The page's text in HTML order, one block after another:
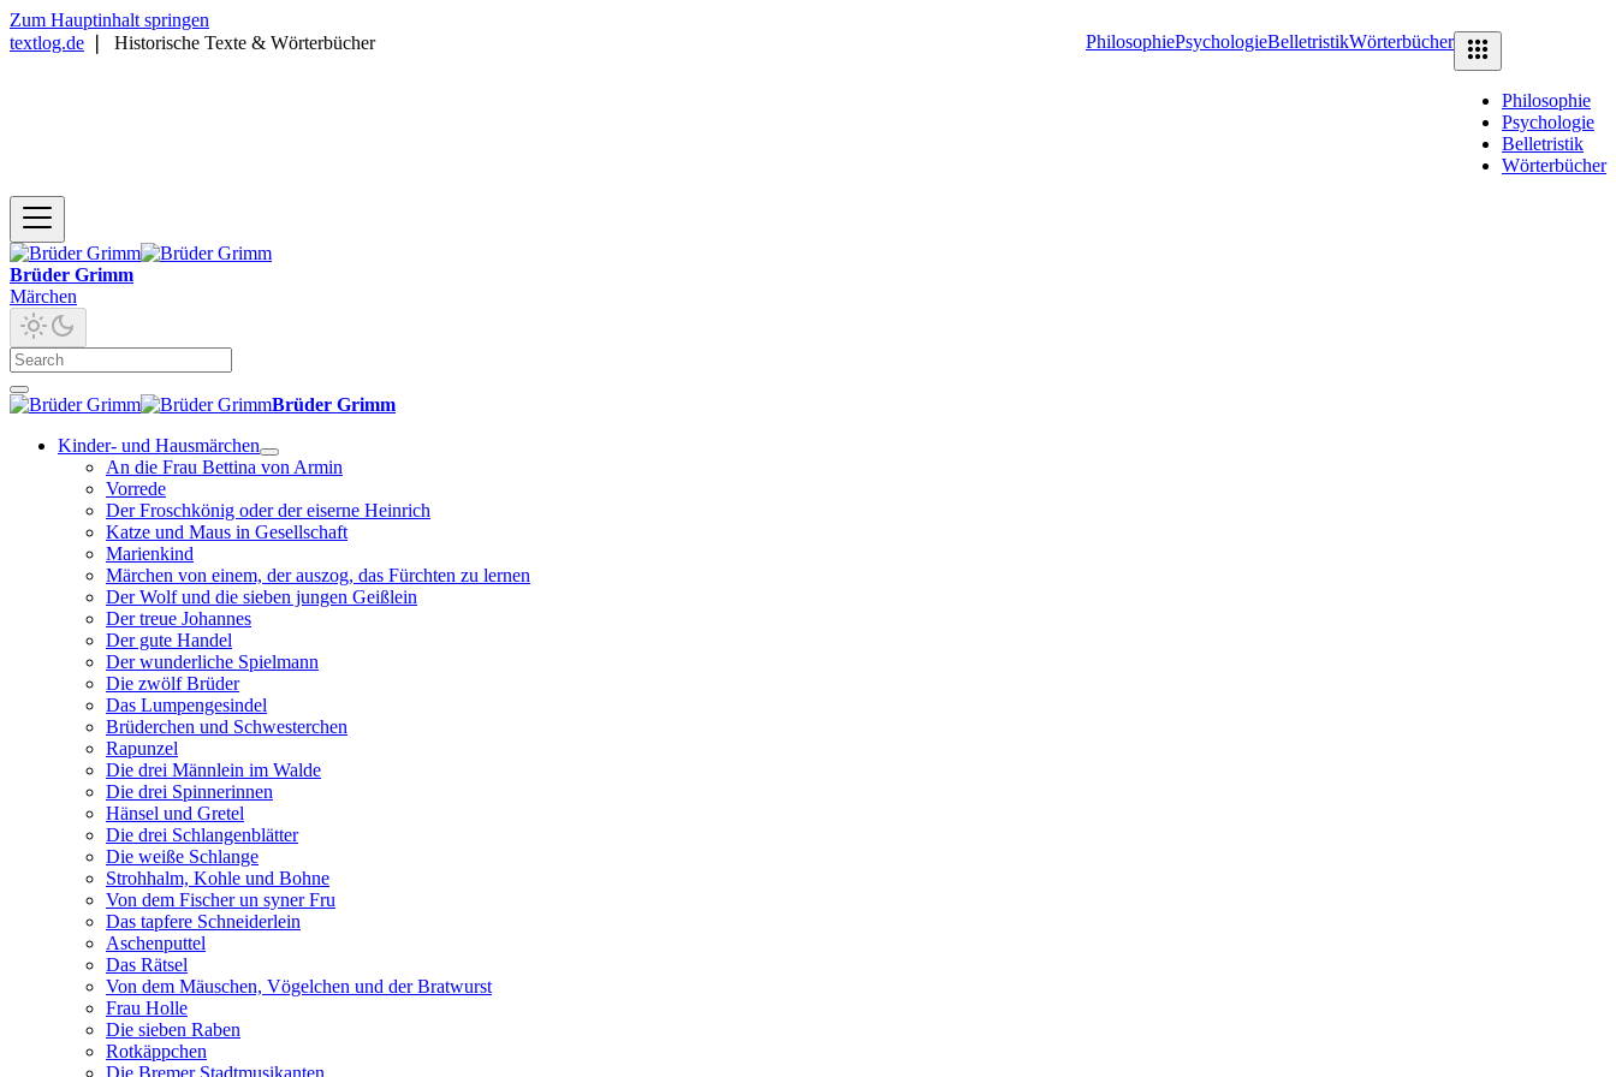
Zum Hauptinhalt springen
textlog.de
Historische Texte & Wörterbücher PhilosophiePsychologieBelletristikWörterbücher
Philosophie
Psychologie
Belletristik
Wörterbücher
Brüder Grimm
Märchen
Brüder Grimm
Kinder- und Hausmärchen
An die Frau Bettina von Armin
Vorrede
Der Froschkönig oder der eiserne Heinrich
Katze und Maus in Gesellschaft
Marienkind
Märchen von einem, der auszog, das Fürchten zu lernen
Der Wolf und die sieben jungen Geißlein
Der treue Johannes
Der gute Handel
Der wunderliche Spielmann
Die zwölf Brüder
Das Lumpengesindel
Brüderchen und Schwesterchen
Rapunzel
Die drei Männlein im Walde
Die drei Spinnerinnen
Hänsel und Gretel
Die drei Schlangenblätter
Die weiße Schlange
Strohhalm, Kohle und Bohne
Von dem Fischer un syner Fru
Das tapfere Schneiderlein
Aschenputtel
Das Rätsel
Von dem Mäuschen, Vögelchen und der Bratwurst
Frau Holle
Die sieben Raben
Rotkäppchen
Die Bremer Stadtmusikanten